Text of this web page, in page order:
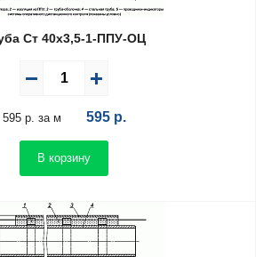
Ст 40х3,5-1-ППУ-ОЦ
595 р. за м 595р.
В корзину